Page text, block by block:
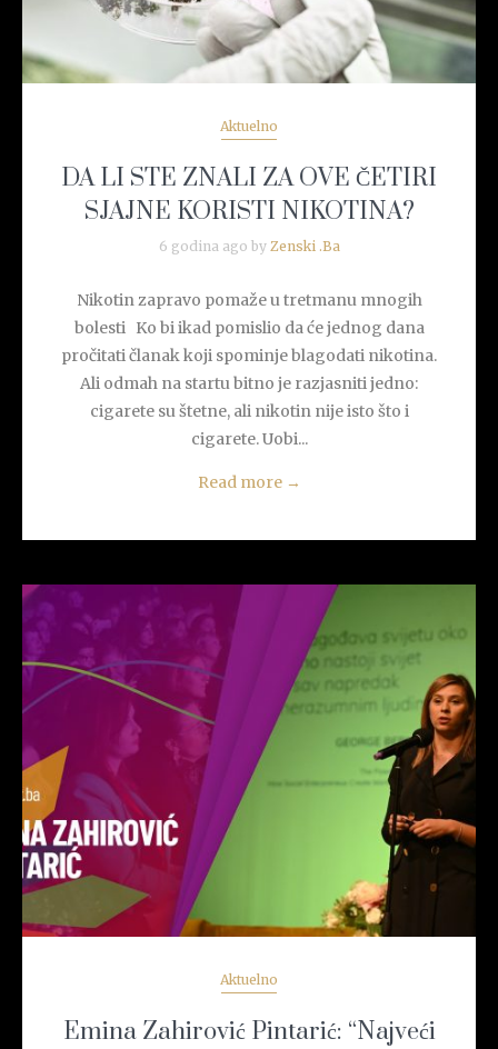
Aktuelno
DA LI STE ZNALI ZA OVE ČETIRI
SJAJNE KORISTI NIKOTINA?
6 godina ago by Zenski .Ba
Nikotin zapravo pomaže u tretmanu mnogih
bolesti Ko bi ikad pomislio da će jednog dana
pročitati članak koji spominje blagodati nikotina.
Ali odmah na startu bitno je razjasniti jedno:
cigarete su štetne, ali nikotin nije isto što i
cigarete. Uobi...
Read more →
READ MORE
Aktuelno
Emina Zahirović Pintarić: “Najveći